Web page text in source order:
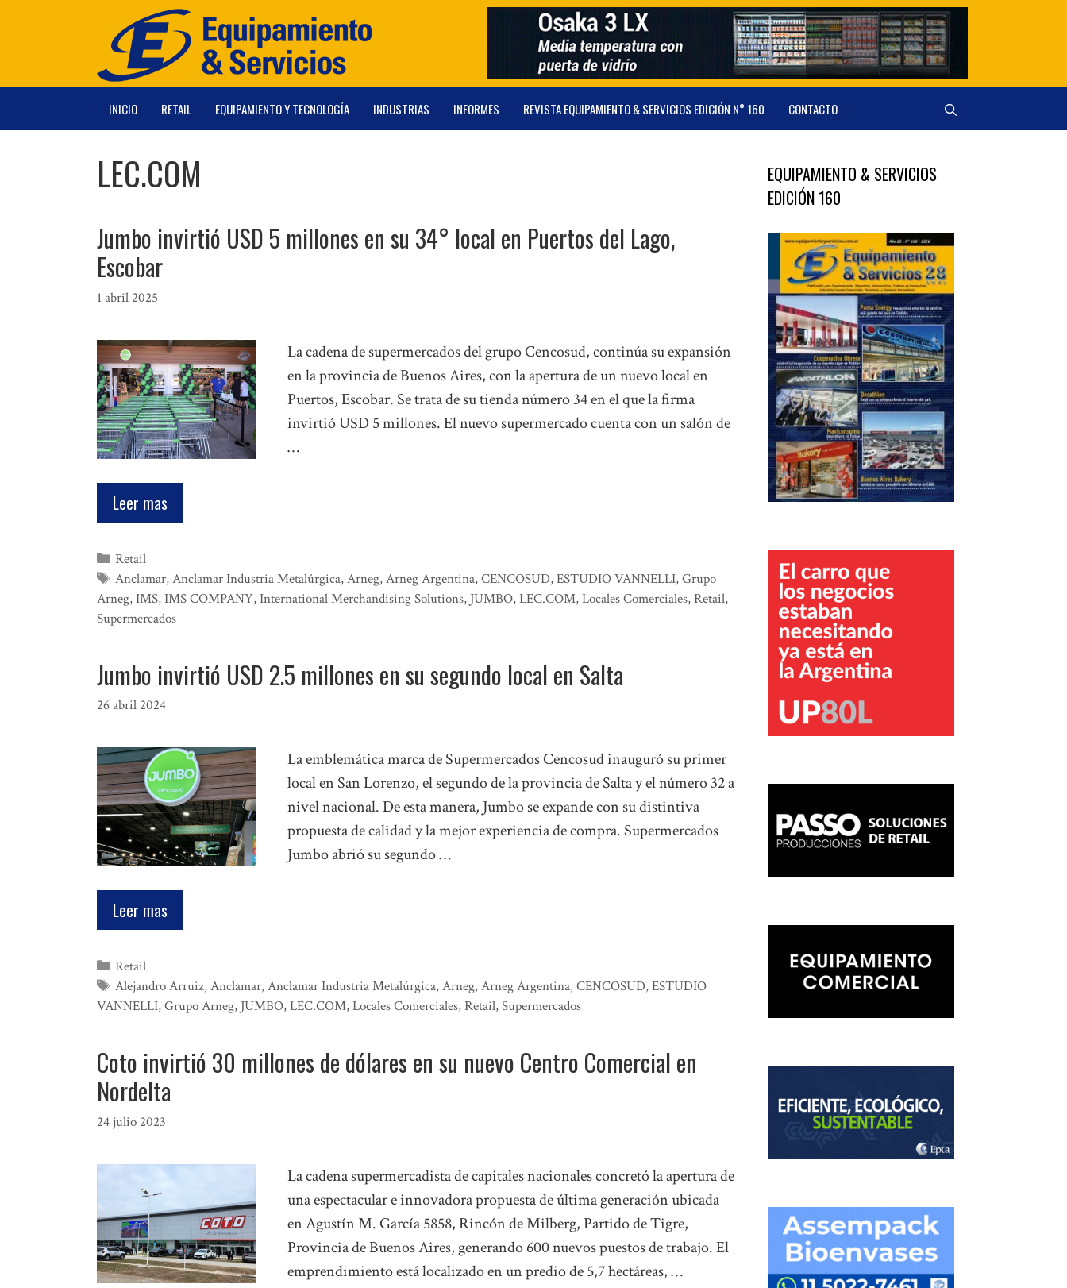
INICIO RETAIL EQUIPAMIENTO Y TECNOLOGÍA INDUSTRIAS INFORMES REVISTA EQUIPAMIENTO & SERVICIOS EDICIÓN N° 160 CONTACTO
LEC.COM
Jumbo invirtió USD 5 millones en su 34° local en Puertos del Lago,
Escobar
1 abril 2025
La cadena de supermercados del grupo Cencosud, continúa su expansión
en la provincia de Buenos Aires, con la apertura de un nuevo local en
Puertos, Escobar. Se trata de su tienda número 34 en el que la firma
invirtió USD 5 millones. El nuevo supermercado cuenta con un salón de
…
Leer mas
Categorías
Retail
Etiquetas
Anclamar,Anclamar Industria Metalúrgica,Arneg,Arneg Argentina,CENCOSUD,ESTUDIO VANNELLI,Grupo
Arneg,IMS,IMS COMPANY,International Merchandising Solutions, JUMBO,LEC.COM,Locales Comerciales,Retail,
Supermercados
Jumbo invirtió USD 2.5 millones en su segundo local en Salta
26 abril 2024
La emblemática marca de Supermercados Cencosud inauguró su primer
local en San Lorenzo, el segundo de la provincia de Salta y el número 32 a
nivel nacional. De esta manera, Jumbo se expande con su distintiva
propuesta de calidad y la mejor experiencia de compra. Supermercados
Jumbo abrió su segundo …
Leer mas
Categorías
Retail
Etiquetas
Alejandro Arruiz,Anclamar,Anclamar Industria Metalúrgica,Arneg,Arneg Argentina,CENCOSUD,ESTUDIO
VANNELLI,Grupo Arneg, JUMBO,LEC.COM,Locales Comerciales,Retail,Supermercados
Coto invirtió 30 millones de dólares en su nuevo Centro Comercial en
Nordelta
24 julio 2023
La cadena supermercadista de capitales nacionales concretó la apertura de
una espectacular e innovadora propuesta de última generación ubicada
en Agustín M. García 5858, Rincón de Milberg, Partido de Tigre,
Provincia de Buenos Aires, generando 600 nuevos puestos de trabajo. El
emprendimiento está localizado en un predio de 5,7 hectáreas, …
EQUIPAMIENTO & SERVICIOS
EDICIÓN 160